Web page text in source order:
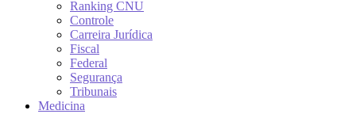
Ranking CNU
Controle
Carreira Jurídica
Fiscal
Federal
Segurança
Tribunais
Medicina